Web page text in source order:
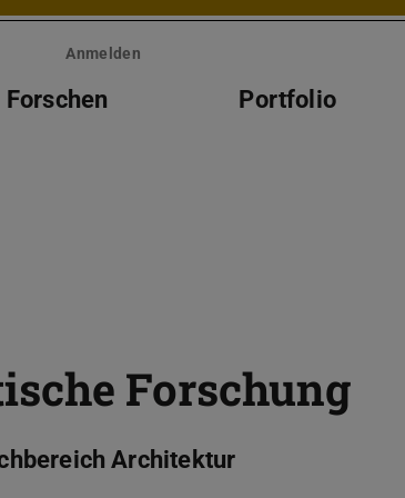
Anmelden
Forschen Portfolio
Forschung
Architektur